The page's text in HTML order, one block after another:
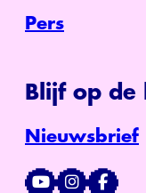
Pers
Blijf op de
Nieuwsbrief